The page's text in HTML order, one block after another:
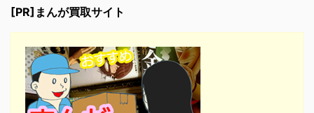
[PR]まんが買取サイト